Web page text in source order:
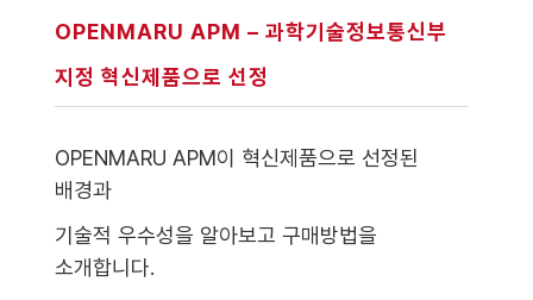
OPENMARU APM – 과학기술정보통신부
지정 혁신제품으로 선정
OPENMARU APM이 혁신제품으로 선정된
배경과
기술적 우수성을 알아보고 구매방법을
소개합니다.